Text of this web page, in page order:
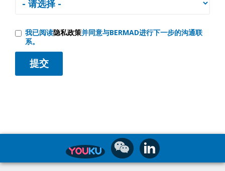
我已阅读隐私政策并同意与BERMAD进行下一步的沟通联
系。